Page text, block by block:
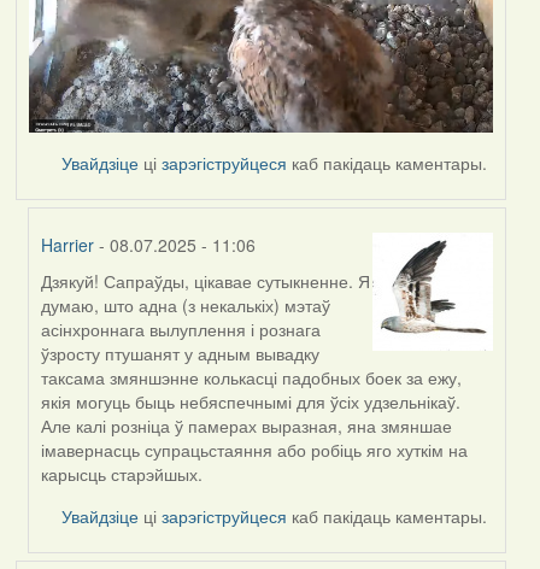
Увайдзіце цізарэгіструйцеся каб пакідаць каментары.
Harrier - 08.07.2025 - 11:06
In
reply
to
by
SaMANdaS
Дзякуй! Сапраўды, цікавае сутыкненне. Я
думаю, што адна (з некалькіх) мэтаў
асінхроннага вылуплення і рознага
ўзросту птушанят у адным вывадку
таксама змяншэнне колькасці падобных боек за ежу,
якія могуць быць небяспечнымі для ўсіх удзельнікаў.
Але калі розніца ў памерах выразная, яна змяншае
імавернасць супрацьстаяння або робіць яго хуткім на
карысць старэйшых.
Увайдзіце цізарэгіструйцеся каб пакідаць каментары.